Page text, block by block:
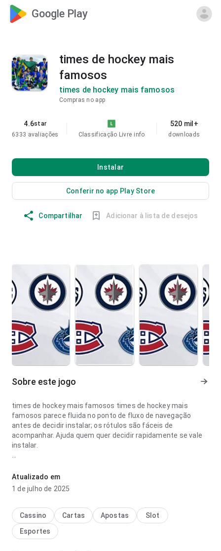
Google Play
times de hockey mais
famosos
times de hockey mais famosos
Compras no app
4.6star
6333 avaliações
Classificação Livre info
520 mil+
downloads
Instalar
Conferir no app Play Store
Compartilhar Adicionar à lista de desejos
Sobre este jogo
times de hockey mais famosos times de hockey mais
famosos parece fluida no ponto de fluxo de navegação
antes de decidir instalar; os rótulos são fáceis de
acompanhar. Ajuda quem quer decidir rapidamente se vale
instalar.
de fluxo de navegação antes de decidir instalar; os rótulos
são fáceis de acompanhar. Isso passa mais confiança ao
usuário.
Atualizado em
1 de julho de 2025
Cassino Cartas Apostas
Slot
Esportes